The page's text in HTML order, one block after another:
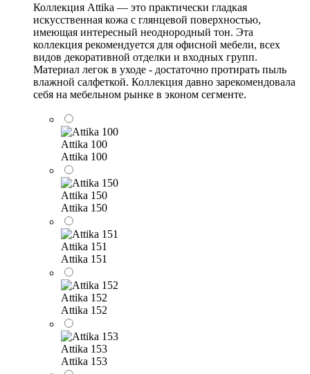
Коллекция Attika — это практически гладкая
искусственная кожа с глянцевой поверхностью,
имеющая интересный неоднородный тон. Эта
коллекция рекомендуется для офисной мебели, всех
видов декоративной отделки и входных групп.
Материал легок в уходе - достаточно протирать пыль
влажной салфеткой. Коллекция давно зарекомендовала
себя на мебельном рынке в эконом сегменте.
Attika 100
Attika 100
Attika 150
Attika 150
Attika 151
Attika 151
Attika 152
Attika 152
Attika 153
Attika 153